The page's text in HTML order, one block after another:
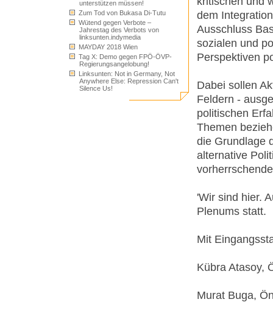
unterstützen müssen!
Zum Tod von Bukasa Di-Tutu
Wütend gegen Verbote –
Jahrestag des Verbots von
linksunten.indymedia
MAYDAY 2018 Wien
Tag X: Demo gegen FPÖ-ÖVP-
Regierungsangelobung!
Linksunten: Not in Germany, Not
Anywhere Else: Repression Can't
Silence Us!
dem
Ausschluss
sozialen und
Perspektiven
Dabei sollen
Feldern -
politischen
Themen
die Grundlage
alternative
'Wir sind hier.
Plenums statt.
Mit
Kübra Atasoy,
Murat Buga,